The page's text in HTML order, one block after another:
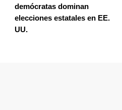
demócratas dominan
elecciones estatales en EE.
UU.